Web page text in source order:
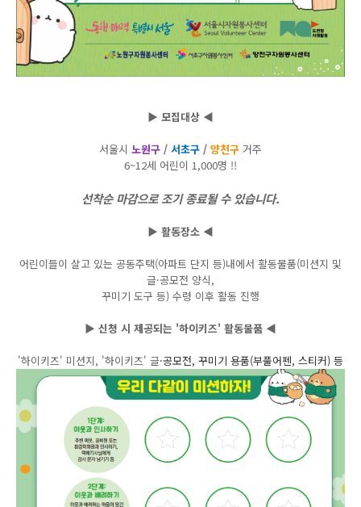
▶ 모집대상 ◀
서울시 노원구 / 서초구 / 양천구 거주
6~12세 어린이 1,000명 !!
선착순 마감으로 조기 종료될 수 있습니다.
▶ 활동장소 ◀
어린이들이 살고 있는 공동주택(아파트 단지 등)내에서 활동물품(미션지 및
글·공모전 양식,
꾸미기 도구 등) 수령 이후 활동 진행
▶ 신청 시 제공되는 '하이키즈' 활동물품 ◀
'하이키즈' 미션지, '하이키즈' 글·공모전, 꾸미기 용품(부풀어펜, 스티커) 등